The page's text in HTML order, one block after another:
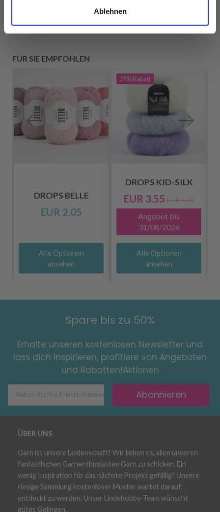
Ablehnen
FÜR SIE EMPFOHLEN
DROPS BELLE
EUR 2.05
Alle Optionen
ansehen
25%Rabatt
DROPS KID-SILK
EUR 3.55 EUR 4.75
Angebot bis
31/08/2026
Alle Optionen
ansehen
Spare bis zu 50%
Erhalte unseren kostenlosen Newsletter und
lass dich inspirieren, profitiere von Angeboten
und Rabatten!Aktionen
Abonnieren
ÜBER UNS
Garn ist unsere Leidenschaft! Wir lieben es, allen unseren
fantastischen Garnenthusiasten Garn zu schicken. Ein
wenig Inspiration für das nächste Projekt gefällig? Unsere
riesige Sammlung kostenloser Muster wartet darauf,
entdeckt zu werden. Unser Lindehobby-Team wünscht
gutes Gelingen.